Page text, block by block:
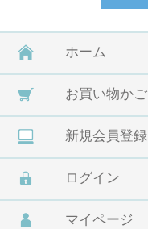
ホーム
お買い物かご
新規会員登録
ログイン
マイページ